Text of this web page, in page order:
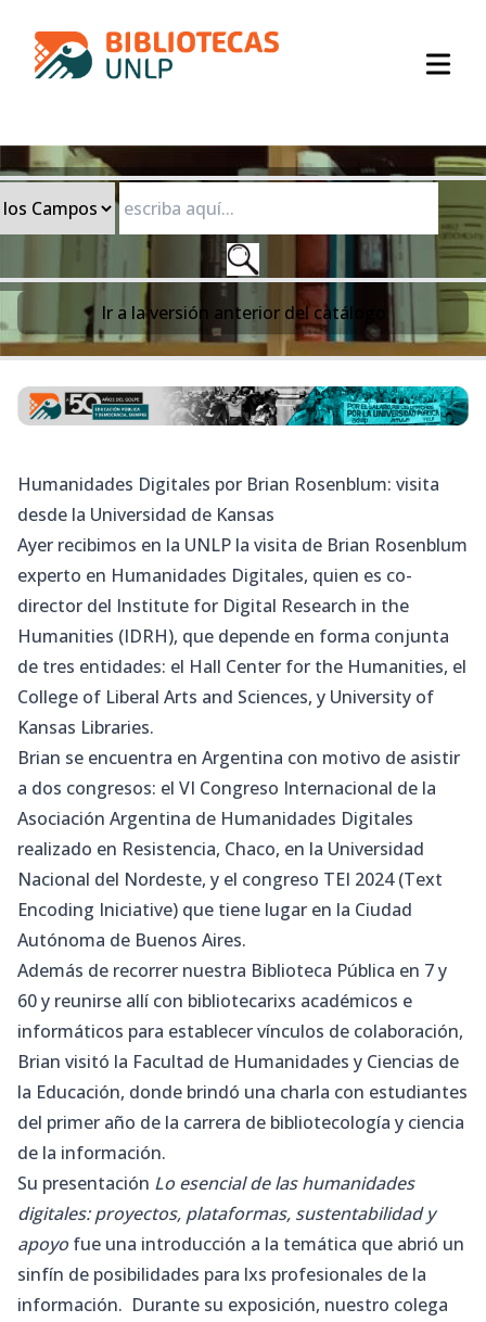
Ir a laversión anterior del catálogo
Humanidades Digitales por Brian Rosenblum: visita
desde la Universidad de Kansas
Ayer recibimos en la UNLP la visita de Brian Rosenblum
experto en Humanidades Digitales, quien es co-
director del Institute for Digital Research in the
Humanities (IDRH), que depende en forma conjunta
de tres entidades: el Hall Center for the Humanities, el
College of Liberal Arts and Sciences, y University of
Kansas Libraries.
Brian se encuentra en Argentina con motivo de asistir
a dos congresos: el VI Congreso Internacional de la
Asociación Argentina de Humanidades Digitales
realizado en Resistencia, Chaco, en la Universidad
Nacional del Nordeste, y el congreso TEI 2024(Text
Encoding Iniciative) que tiene lugar en la Ciudad
Autónoma de Buenos Aires.
Además de recorrer nuestra Biblioteca Pública en 7 y
60 y reunirse allí con bibliotecarixs académicos e
informáticos para establecer vínculos de colaboración,
Brian visitó la Facultad de Humanidades y Ciencias de
la Educación, donde brindó una charla con estudiantes
del primer año de la carrera de bibliotecología y ciencia
de la información.
Su presentación Lo esencial de las humanidades
digitales: proyectos, plataformas, sustentabilidad y
apoyo fue una introducción a la temática que abrió un
sinfín de posibilidades para lxs profesionales de la
información. Durante su exposición, nuestro colega